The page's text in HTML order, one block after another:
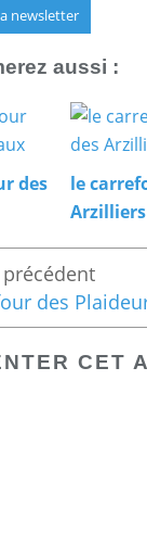
newsletter
aussi :
des
le
Arzilliers
des
CET